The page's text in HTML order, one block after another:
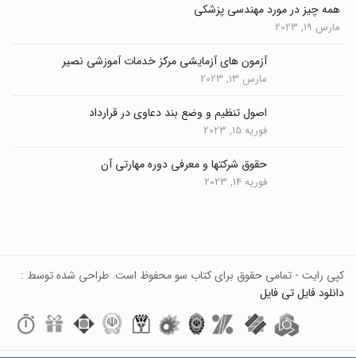
همه چیز در مورد مهندسی پزشکی
مارس 19, 2023
آزمون های آزمایشی مرکز خدمات آموزشی نصیر
مارس 13, 2023
اصول تنظیم و وضع بند دعاوی در قرارداد
فوریه 15, 2023
حقوق شرکتها و معرفی دوره مهارتی آن
فوریه 14, 2023
کپی رایت - تمامی حقوق برای کتاب سو محفوظ است. طراحی شده توسط :
دانلود فایل تی فایل